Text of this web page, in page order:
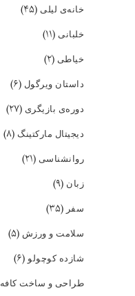
خانه‌ی لیلی (۴۵)
خلبانی (۱۱)
خیاطی (۲)
داستان ویرگول (۶)
دوره‌ی بازیگری (۲۷)
دیجیتال مارکتینگ (۸)
روانشناسی (۲۱)
زبان (۹)
سفر (۳۵)
سلامت و ورزش (۵)
شازده کوچولو(۶)
طراحی و ساخت کافه